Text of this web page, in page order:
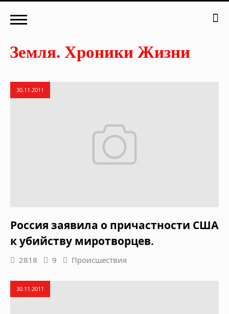
30.11.2011
Россия заявила о причастности США
к убийству миротворцев.
2818 9 Происшествия
30.11.2011